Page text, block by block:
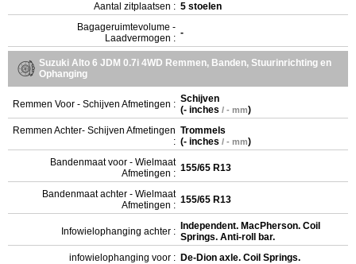
Aantal zitplaatsen : 5 stoelen
Bagageruimtevolume -
Laadvermogen : -
Suzuki Alto 6 JDM 0.7i 4WD Remmen, Banden, Stuurinrichting en
Ophanging
Remmen Voor - Schijven Afmetingen : Schijven
(- inches / - mm)
Remmen Achter- Schijven Afmetingen
:
Trommels
(- inches / - mm)
Bandenmaat voor - Wielmaat
Afmetingen : 155/65 R13
Bandenmaat achter - Wielmaat
Afmetingen : 155/65 R13
Infowielophanging achter :
Independent. MacPherson. Coil
Springs. Anti-roll bar.
infowielophanging voor : De-Dion axle. Coil Springs.